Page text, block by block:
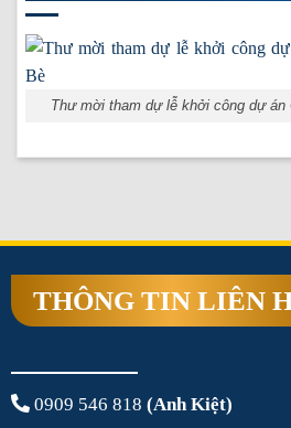
Thư mời tham dự lễ khởi công dự án
THÔNG TIN LIÊN
0909 546 818 (Anh Kiệt)